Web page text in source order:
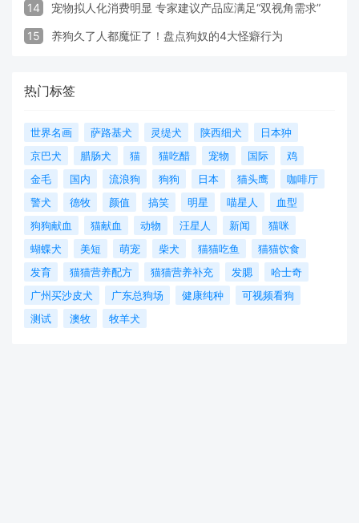
14 宠物拟人化消费明显 专家建议产品应满足“双视角需求”
15 养狗久了人都魔怔了！盘点狗奴的4大怪癖行为
热门标签
世界名画 萨路基犬 灵缇犬 陕西细犬
日本狆
京巴犬
腊肠犬 猫 猫吃醋 宠物 国际
鸡
金毛
国内 流浪狗 狗狗 日本 猫头鹰
咖啡厅
警犬
德牧 颜值 搞笑 明星 喵星人
血型
狗狗献血
猫献血 动物 汪星人 新闻
猫咪
蝴蝶犬
美短 萌宠 柴犬 猫猫吃鱼
猫猫饮食
发育
猫猫营养配方 猫猫营养补充 发腮
哈士奇
广州买沙皮犬
广东总狗场 健康纯种
可视频看狗
测试
澳牧 牧羊犬